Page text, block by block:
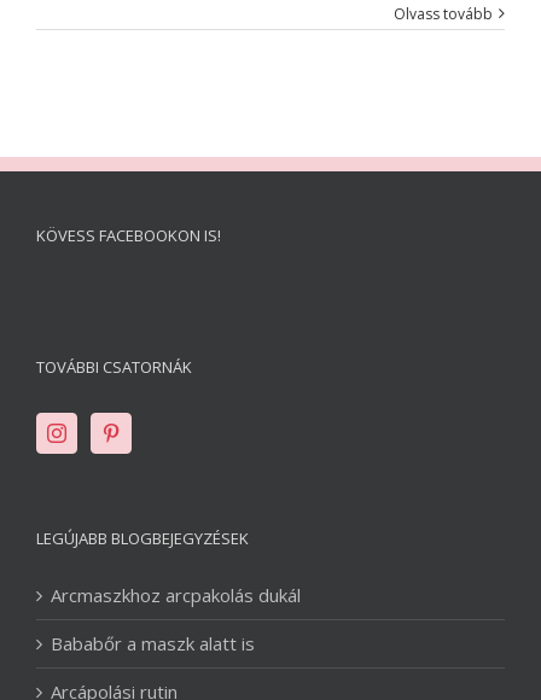
Olvass tovább
KÖVESS FACEBOOKON IS!
TOVÁBBI CSATORNÁK
LEGÚJABB BLOGBEJEGYZÉSEK
Arcmaszkhoz arcpakolás dukál
Bababőr a maszk alatt is
Arcápolási rutin